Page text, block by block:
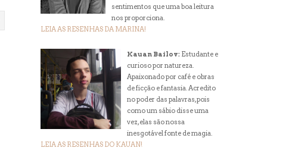
sentimentos que uma boa leitura
nos proporciona.
LEIA AS RESENHAS DA MARINA!
Kauan Bailov: Estudante e
curioso por natureza.
Apaixonado por café e obras
de ficção e fantasia. Acredito
no poder das palavras, pois
como um sábio disse uma
vez, elas são nossa
inesgotável fonte de magia.
LEIA AS RESENHAS DO KAUAN!